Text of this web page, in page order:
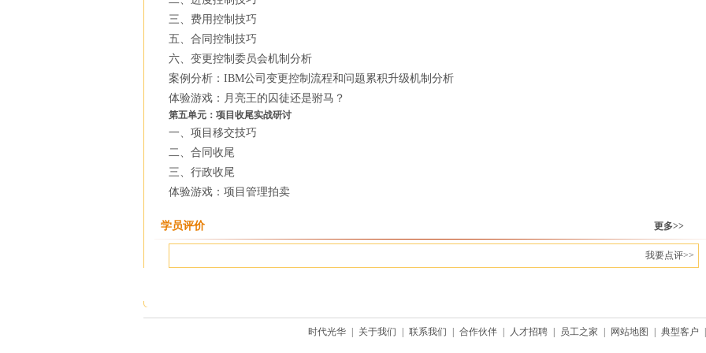
三、费用控制技巧
五、合同控制技巧
六、变更控制委员会机制分析
案例分析：IBM公司变更控制流程和问题累积升级机制分析
体验游戏：月亮王的囚徒还是驸马？
第五单元：项目收尾实战研讨
一、项目移交技巧
二、合同收尾
三、行政收尾
体验游戏：项目管理拍卖
学员评价 更多>>
我要点评>>
时代光华 关于我们 联系我们 合作伙伴 人才招聘 员工之家 网站地图 典型客户